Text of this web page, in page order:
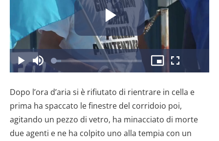
il
video
PlayDisattiva
l’audio
Caricato:
8.18%
Picture-
in-
Schermo
intero
Dopo l’ora d’aria si è rifiutato di rientrare in cella e
prima ha spaccato le finestre del corridoio poi,
agitando un pezzo di vetro, ha minacciato di morte
due agenti e ne ha colpito uno alla tempia con un